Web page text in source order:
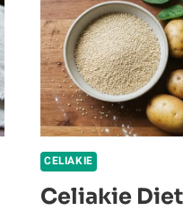
A
OD
CELIAKIE
Celiakie